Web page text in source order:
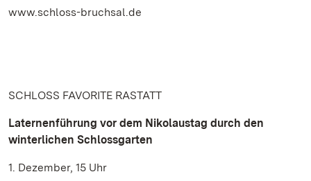
www.schloss-bruchsal.de
SCHLOSS FAVORITE RASTATT
Laternenführung vor dem Nikolaustag durch den
winterlichen Schlossgarten
1. Dezember, 15 Uhr